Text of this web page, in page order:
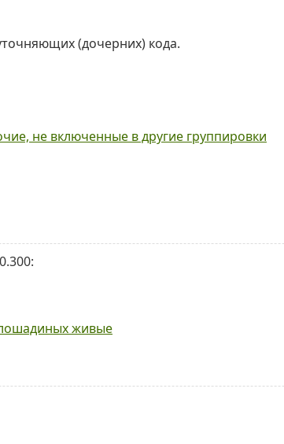
(дочерних) кода.
не включенные в другие группировки
живые